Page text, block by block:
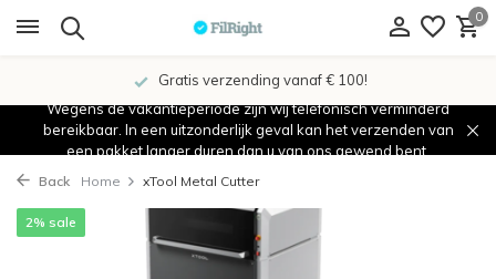
0
Gratis verzending vanaf € 100!
Wegens de vakantieperiode zijn wij telefonisch verminderd
bereikbaar. In een uitzonderlijk geval kan het verzenden van
een pakket langer duren dan u van ons gewend bent.
Back Home xTool Metal Cutter
2% sale